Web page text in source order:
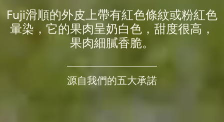
Fuji滑順的外皮上帶有紅色條紋或粉紅色
暈染，它的果肉呈奶白色，甜度很高，
果肉細膩香脆。
源自我們的五大承諾